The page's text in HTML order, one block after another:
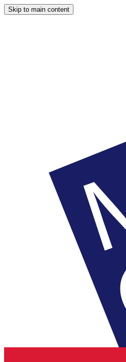
Skip to main content